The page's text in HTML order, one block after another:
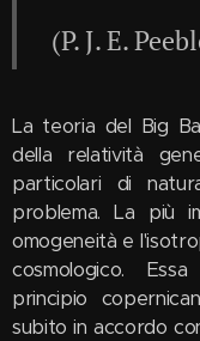
(P. J. E.
La teoria del Big
della relatività
particolari di
problema. La più
omogeneità e
cosmologico.
principio
subito in accordo